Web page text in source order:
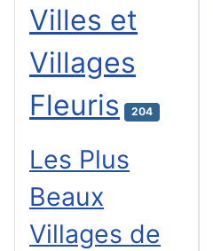
Villes et
Villages
Fleuris
204
Les Plus
Beaux
Villages de